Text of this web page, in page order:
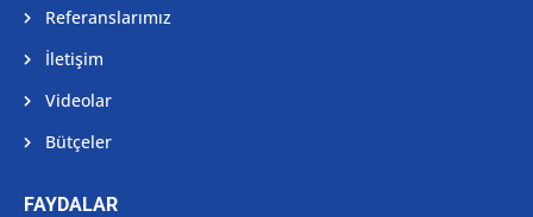
Referanslarımız
İletişim
Videolar
Bütçeler
FAYDALAR